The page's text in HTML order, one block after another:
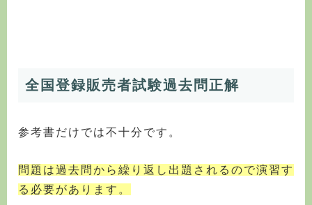
全国登録販売者試験過去問正解
参考書だけでは不十分です。
問題は過去問から繰り返し出題されるので演習す
る必要があります。